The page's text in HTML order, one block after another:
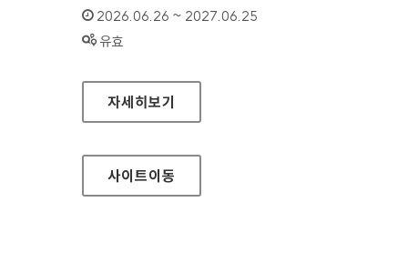
인증기간 :
2026.06.26 ~ 2027.06.25
상태 :
유효
서울바이오허브
자세히보기
사이트이동